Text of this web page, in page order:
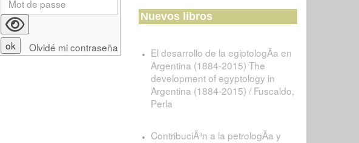
Olvidé mi contraseña
Nuevos libros
El desarrollo de la egiptologÃ­a en
Argentina (1884-2015) The
development of egyptology in
Argentina (1884-2015) / Fuscaldo,
Perla
ContribuciÃ³n a la petrologÃ­a y